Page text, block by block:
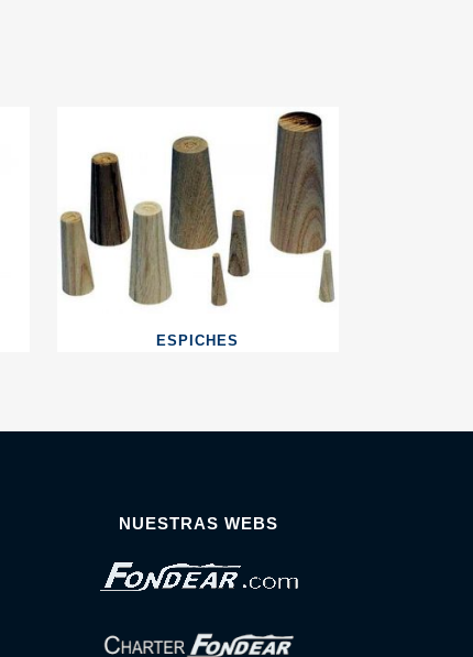
ESPICHES
NUESTRAS WEBS